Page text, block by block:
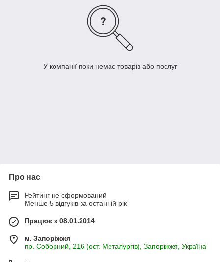
У компанії поки немає товарів або послуг
Про нас
Рейтинг не сформований
Менше 5 відгуків за останній рік
Працює з 08.01.2014
м. Запоріжжя
пр. Соборний, 216 (ост. Металургів), Запоріжжя, Україна